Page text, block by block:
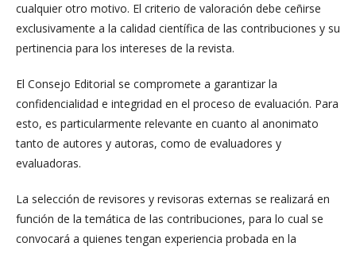
cualquier otro motivo. El criterio de valoración debe ceñirse
exclusivamente a la calidad científica de las contribuciones y su
pertinencia para los intereses de la revista.
El Consejo Editorial se compromete a garantizar la
confidencialidad e integridad en el proceso de evaluación. Para
esto, es particularmente relevante en cuanto al anonimato
tanto de autores y autoras, como de evaluadores y
evaluadoras.
La selección de revisores y revisoras externas se realizará en
función de la temática de las contribuciones, para lo cual se
convocará a quienes tengan experiencia probada en la